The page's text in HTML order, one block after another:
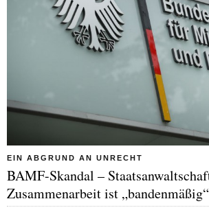
EIN ABGRUND AN UNRECHT
BAMF-Skandal –
Zusammenarbeit ist „bandenmäßig“